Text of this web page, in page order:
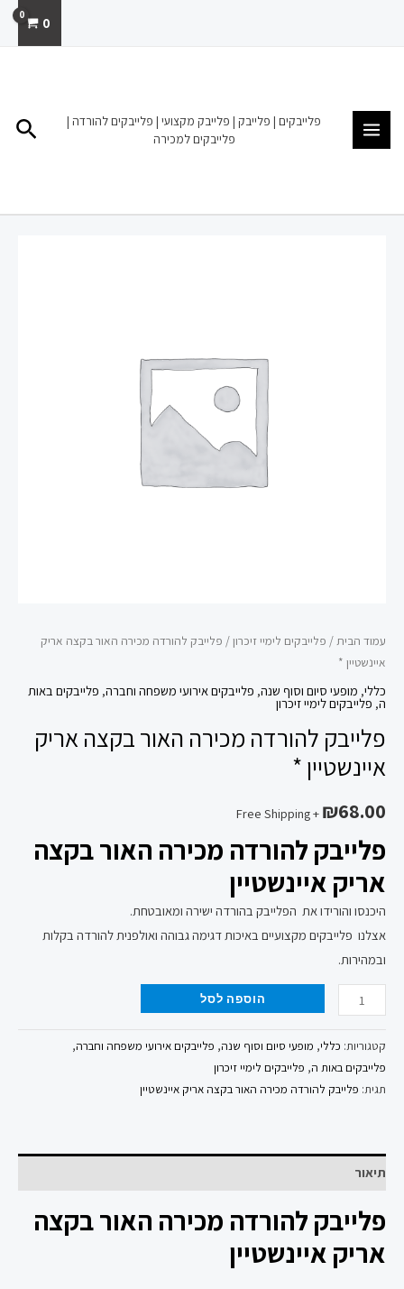
0
פלייבקים | פלייבק | פלייבק מקצועי | פלייבקים להורדה |
פלייבקים למכירה
עמוד הבית/ פלייבקים לימיי זיכרון/ פלייבק להורדה מכירה האור בקצה אריק
איינשטיין *
כללי, מופעי סיום וסוף שנה, פלייבקים אירועי משפחה וחברה, פלייבקים באות
ה, פלייבקים לימיי זיכרון
פלייבק להורדה מכירה האור בקצה אריק
איינשטיין *
₪68.00
+ Free Shipping
פלייבק להורדה מכירה האור בקצה
אריק איינשטיין
היכנסו והורידו את הפלייבק בהורדה ישירה ומאובטחת.
אצלנו פלייבקים מקצועיים באיכות דגימה גבוהה ואולפנית להורדה בקלות
ובמהירות.
הוספה לסל
קטגוריות: כללי, מופעי סיום וסוף שנה, פלייבקים אירועי משפחה וחברה,
פלייבקים באות ה, פלייבקים לימיי זיכרון
תגית: פלייבק להורדה מכירה האור בקצה אריק איינשטיין
תיאור
פלייבק להורדה מכירה האור בקצה
אריק איינשטיין